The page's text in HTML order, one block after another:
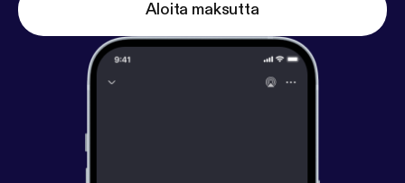
Aloita maksutta